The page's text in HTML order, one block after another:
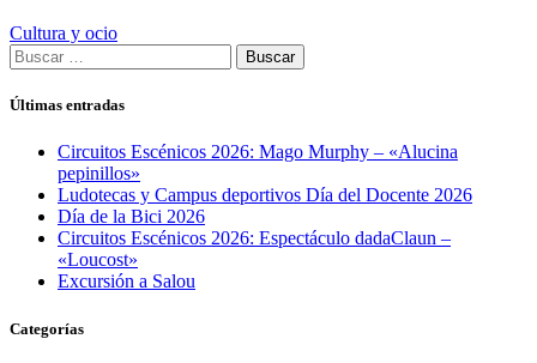
Cultura y ocio
Buscar:
Últimas entradas
Circuitos Escénicos 2026: Mago Murphy – «Alucina
pepinillos»
Ludotecas y Campus deportivos Día del Docente 2026
Día de la Bici 2026
Circuitos Escénicos 2026: Espectáculo dadaClaun –
«Loucost»
Excursión a Salou
Categorías